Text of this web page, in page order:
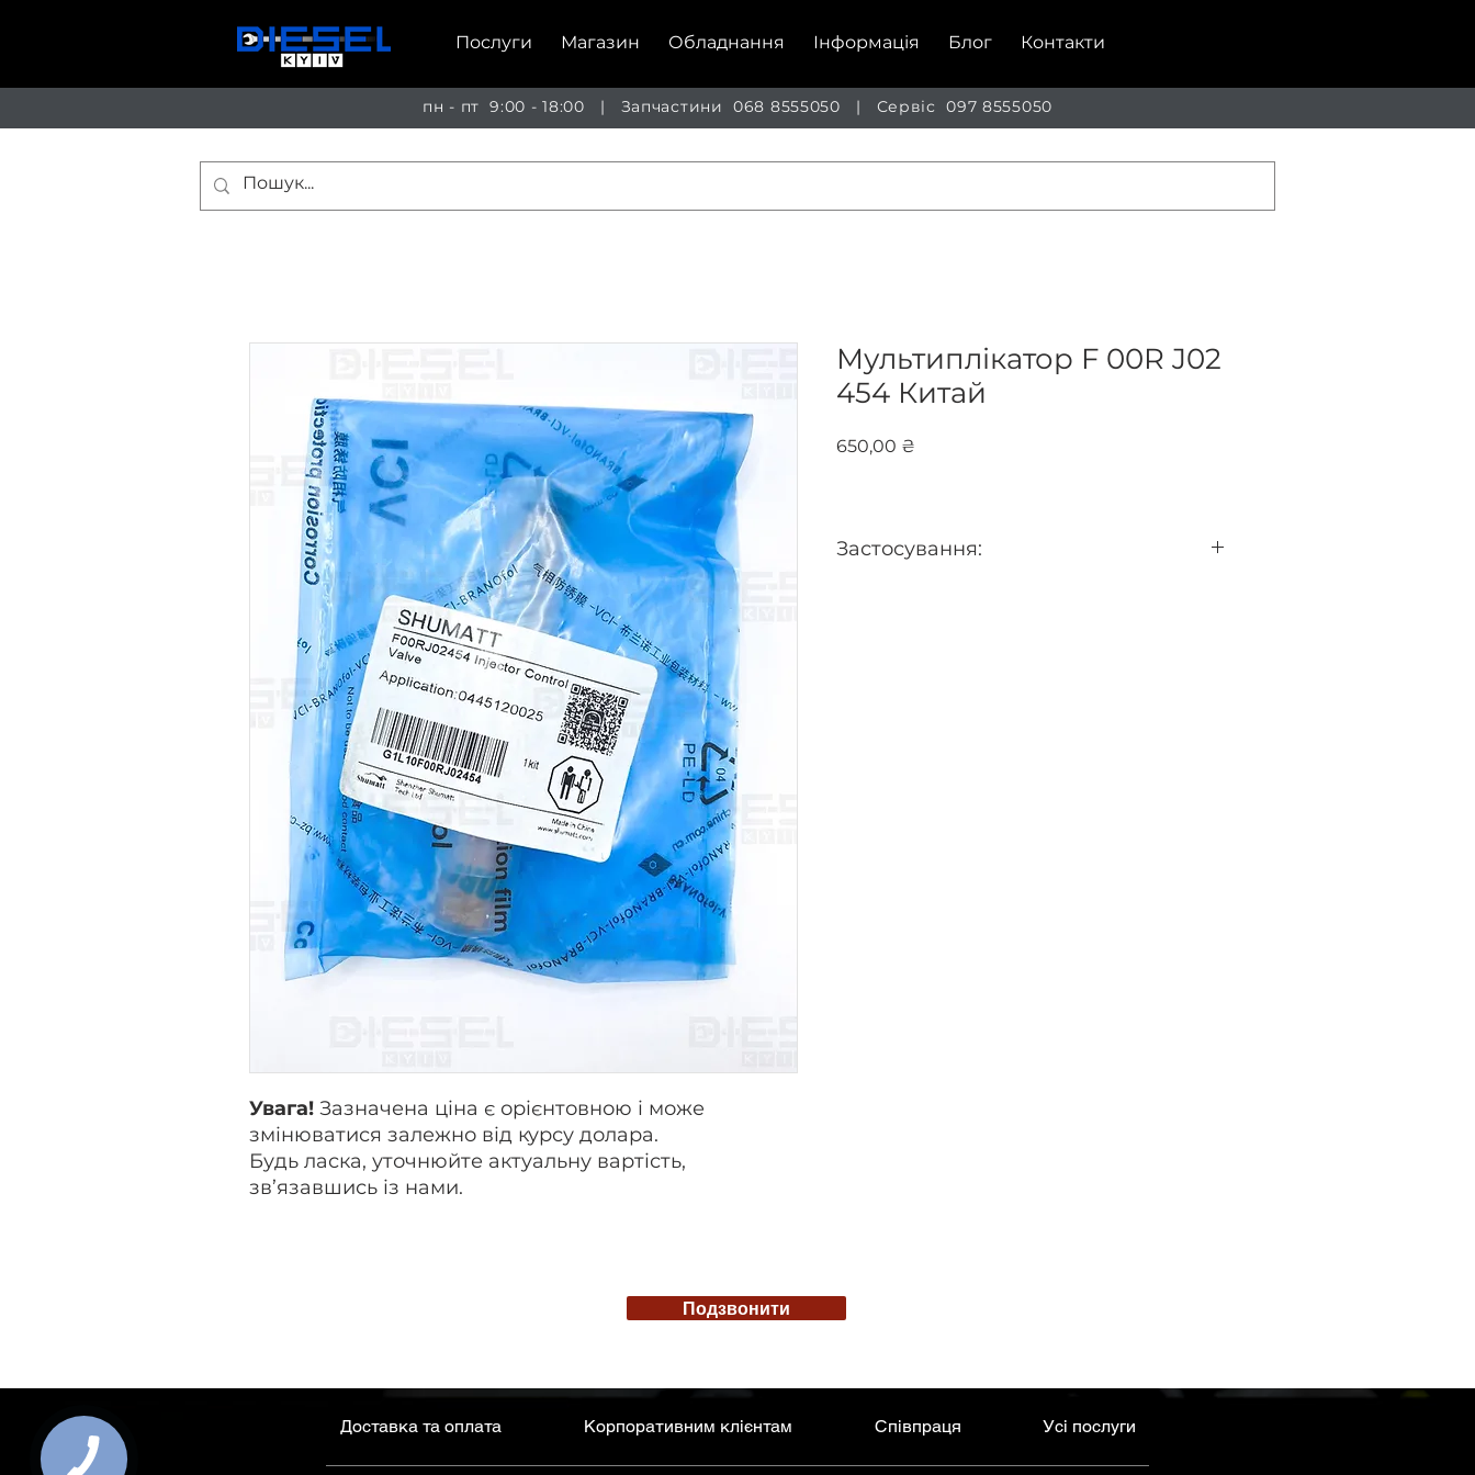
Послуги Магазин Обладнання Інформація Блог Контакти
пн - пт 9:00 - 18:00 | Запчастини068 8555050 | Сервіс097 8555050
Увага! Зазначена ціна є орієнтовною і може
змінюватися залежно від курсу долара.
Будь ласка, уточнюйте актуальну вартість,
зв’язавшись із нами.
Мультиплікатор F 00R J02
454 Китай
650,00 ₴
Застосування:
Подзвонити
Доставка та оплата Корпоративним клієнтам Співпраця Усі послуги